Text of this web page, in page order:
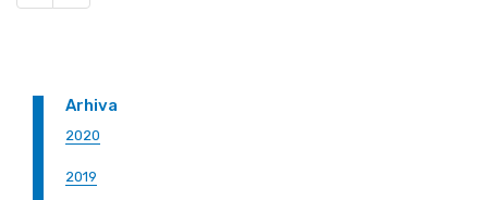
Arhiva
2020
2019